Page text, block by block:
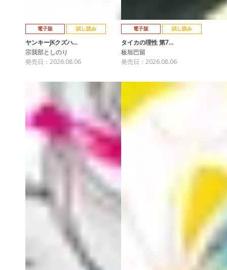
電子版 試し読み
ヤンキーJKクズハ…
宗我部としのり
発売日：2026.08.06
電子版 試し読み
タイカの理性 第7…
板垣巴留
発売日：2026.08.06